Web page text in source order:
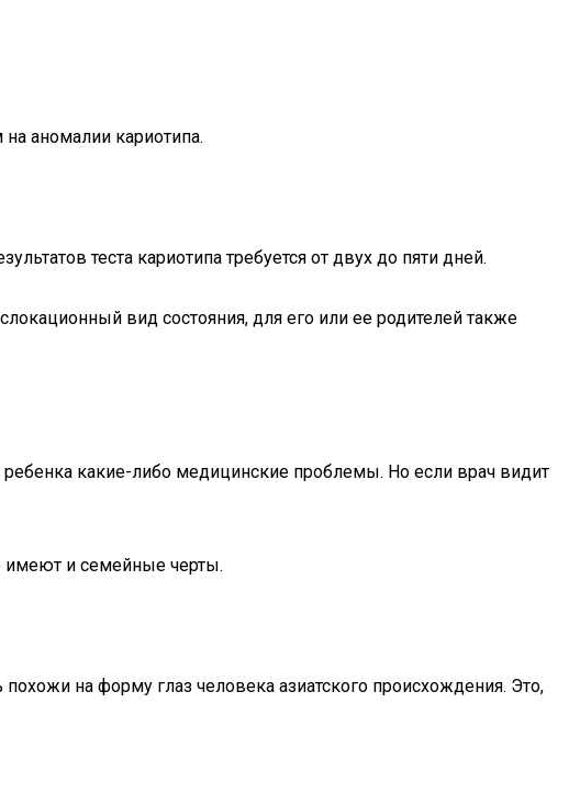
аномалии кариотипа.
теста кариотипа требуется от двух до пяти дней.
вид состояния, для его или ее родителей также
какие-либо медицинские проблемы. Но если врач видит
имеют и семейные черты.
на форму глаз человека азиатского происхождения. Это,